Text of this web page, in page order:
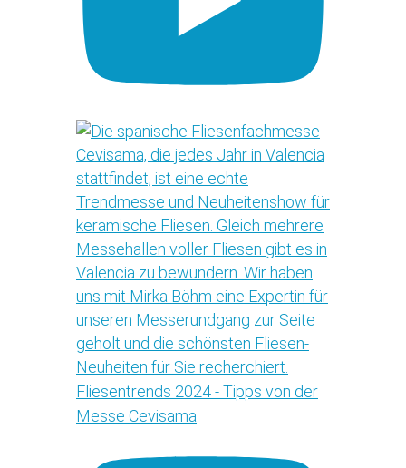
Fliesentrends 2024 - Tipps von der
Messe Cevisama